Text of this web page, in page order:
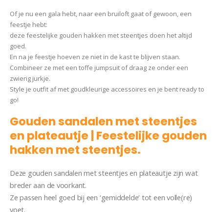
Of je nu een gala hebt, naar een bruiloft gaat of gewoon, een
feestje hebt:
deze feestelijke gouden hakken met steentjes doen het altijd
goed.
En na je feestje hoeven ze niet in de kast te blijven staan.
Combineer ze met een toffe jumpsuit of draag ze onder een
zwierig jurkje.
Style je outfit af met goudkleurige accessoires en je bent ready to
go!
Gouden sandalen met steentjes
en plateautje | Feestelijke gouden
hakken met steentjes.
Deze gouden sandalen met steentjes en plateautje zijn wat
breder aan de voorkant.
Ze passen heel goed bij een ‘gemiddelde’ tot een volle(re)
voet.